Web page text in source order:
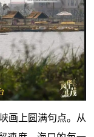
画上圆满句点。从